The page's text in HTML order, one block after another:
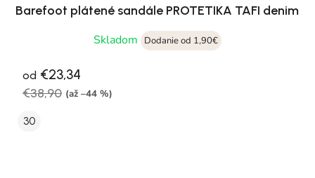
Barefoot plátené sandále PROTETIKA TAFI denim
Skladom
Dodanie od 1,90€
od €23,34
€38,90 (až –44 %)
30